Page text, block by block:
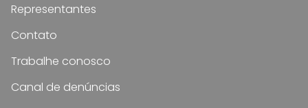
Representantes
Contato
Trabalhe conosco
Canal de denúncias